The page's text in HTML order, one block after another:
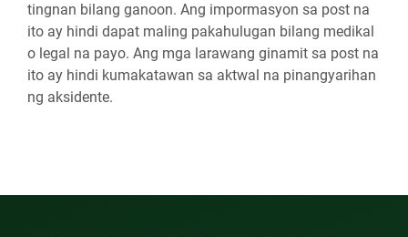
tingnan bilang ganoon. Ang impormasyon sa post na
ito ay hindi dapat maling pakahulugan bilang medikal
o legal na payo. Ang mga larawang ginamit sa post na
ito ay hindi kumakatawan sa aktwal na pinangyarihan
ng aksidente.